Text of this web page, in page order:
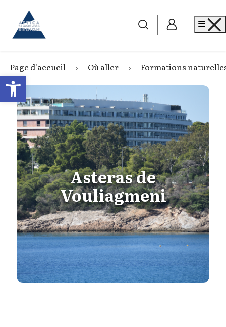
Open toolbar
Go to home
Page d'accueil Où aller Formations
Asteras de
Vouliagmeni